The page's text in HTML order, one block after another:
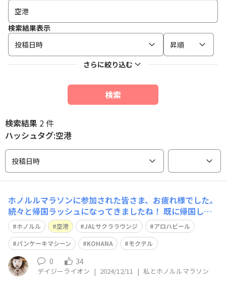
検索結果表示
投稿日時
昇順
さらに絞り込む
検索
検索結果 2 件
ハッシュタグ:空港
投稿日時
ホノルルマラソンに参加された皆さま、お疲れ様でした。
続々と帰国ラッシュになってきましたね！ 既に帰国し日
常生活に戻っておりますが、ホノルル空港のJALサクララ
ウンジを利用した最新情報をお伝えしますので、利用され
る方の参考になればと思います。 １．食事 まだオーダー
制です。メニューは添付のとおり。プ
ホノルル 空港 JALサクララウンジ
アロハビール
パンケーキマシーン
KOHANA モクテル
0 34
デイジーライオン | 2024/12/11 | 私とホノルルマラソン